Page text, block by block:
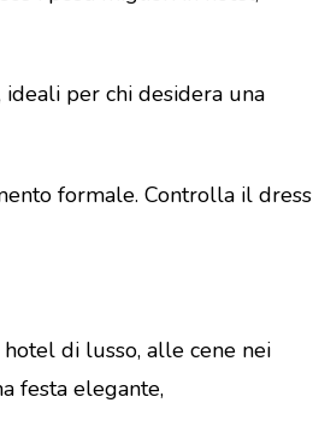
per chi desidera una
formale. Controlla il dress
di lusso, alle cene nei
festa elegante,